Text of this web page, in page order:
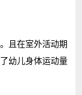
且在室外活动期
幼儿身体运动量